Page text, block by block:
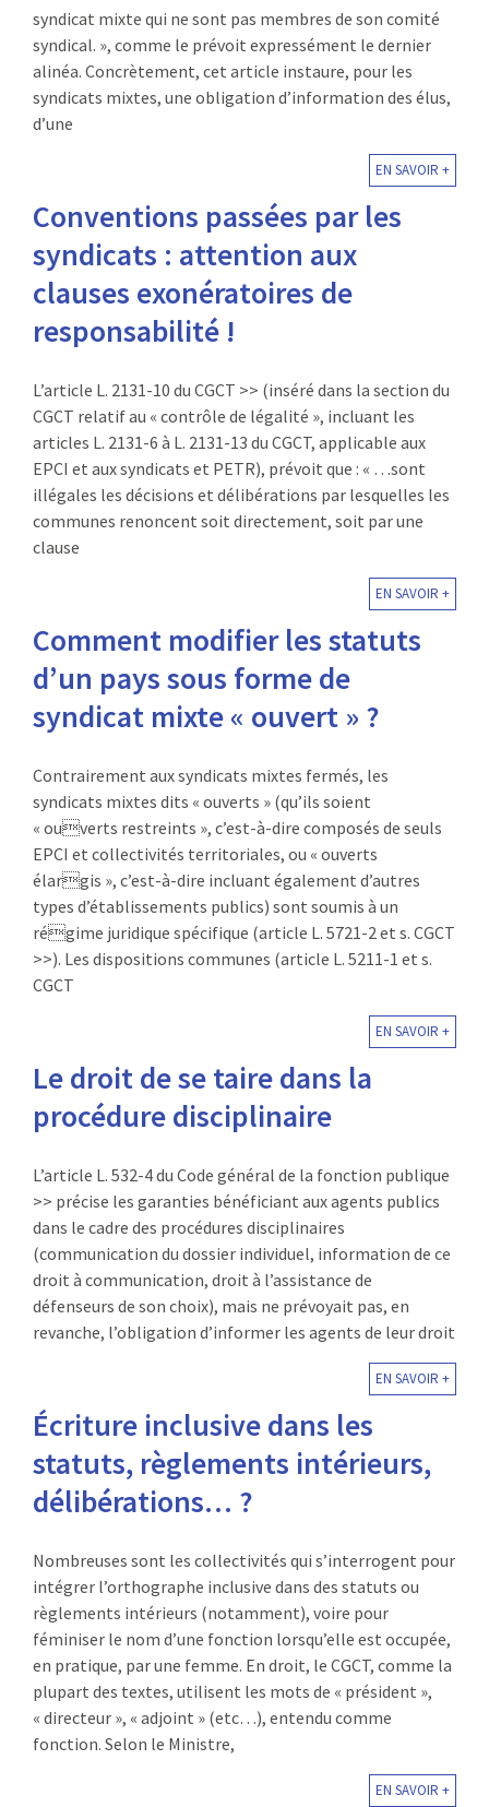
syndicat mixte qui ne sont pas membres de son comité
syndical. », comme le prévoit expressément le dernier
alinéa. Concrètement, cet article instaure, pour les
syndicats mixtes, une obligation d’information des élus,
d’une
EN SAVOIR +
Conventions passées par les
syndicats : attention aux
clauses exonératoires de
responsabilité !
L’article L. 2131-10 du CGCT >> (inséré dans la section du
CGCT relatif au « contrôle de légalité », incluant les
articles L. 2131-6 à L. 2131-13 du CGCT, applicable aux
EPCI et aux syndicats et PETR), prévoit que : « …sont
illégales les décisions et délibérations par lesquelles les
communes renoncent soit directement, soit par une
clause
EN SAVOIR +
Comment modifier les statuts
d’un pays sous forme de
syndicat mixte « ouvert » ?
Contrairement aux syndicats mixtes fermés, les
syndicats mixtes dits « ouverts » (qu’ils soient
« ouverts restreints », c’est-à-dire composés de seuls
EPCI et collectivités territoriales, ou « ouverts
élargis », c’est-à-dire incluant également d’autres
types d’établissements publics) sont soumis à un
régime juridique spécifique (article L. 5721-2 et s. CGCT
>>). Les dispositions communes (article L. 5211-1 et s.
CGCT
EN SAVOIR +
Le droit de se taire dans la
procédure disciplinaire
L’article L. 532-4 du Code général de la fonction publique
>> précise les garanties bénéficiant aux agents publics
dans le cadre des procédures disciplinaires
(communication du dossier individuel, information de ce
droit à communication, droit à l’assistance de
défenseurs de son choix), mais ne prévoyait pas, en
revanche, l’obligation d’informer les agents de leur droit
EN SAVOIR +
Écriture inclusive dans les
statuts, règlements intérieurs,
délibérations… ?
Nombreuses sont les collectivités qui s’interrogent pour
intégrer l’orthographe inclusive dans des statuts ou
règlements intérieurs (notamment), voire pour
féminiser le nom d’une fonction lorsqu’elle est occupée,
en pratique, par une femme. En droit, le CGCT, comme la
plupart des textes, utilisent les mots de « président »,
« directeur », « adjoint » (etc…), entendu comme
fonction. Selon le Ministre,
EN SAVOIR +